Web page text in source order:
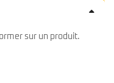
sur un produit.